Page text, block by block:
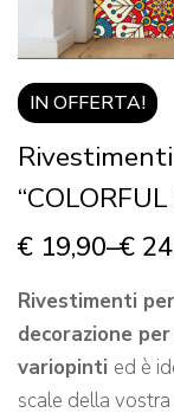
IN OFFERTA!
€ 19,90–€
Rivestimenti
decorazione
variopinti ed è
scale della vostra